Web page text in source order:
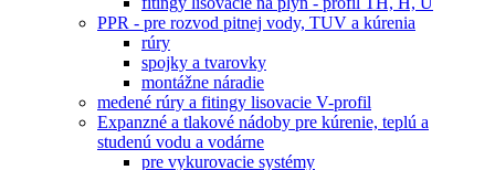
PPR - pre rozvod pitnej vody, TUV a kúrenia
rúry
spojky a tvarovky
montážne náradie
medené rúry a fitingy lisovacie V-profil
Expanzné a tlakové nádoby pre kúrenie, teplú a
studenú vodu a vodárne
pre vykurovacie systémy